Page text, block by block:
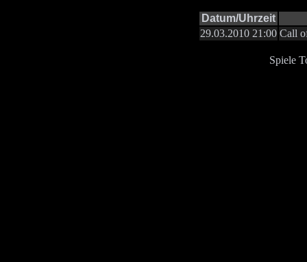
Datum/Uhrzeit
29.03.2010 21:00 Call
Spiele